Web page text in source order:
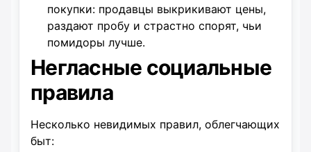
покупки: продавцы выкрикивают цены,
раздают пробу и страстно спорят, чьи
помидоры лучше.
Негласные социальные
правила
Несколько невидимых правил, облегчающих
быт: